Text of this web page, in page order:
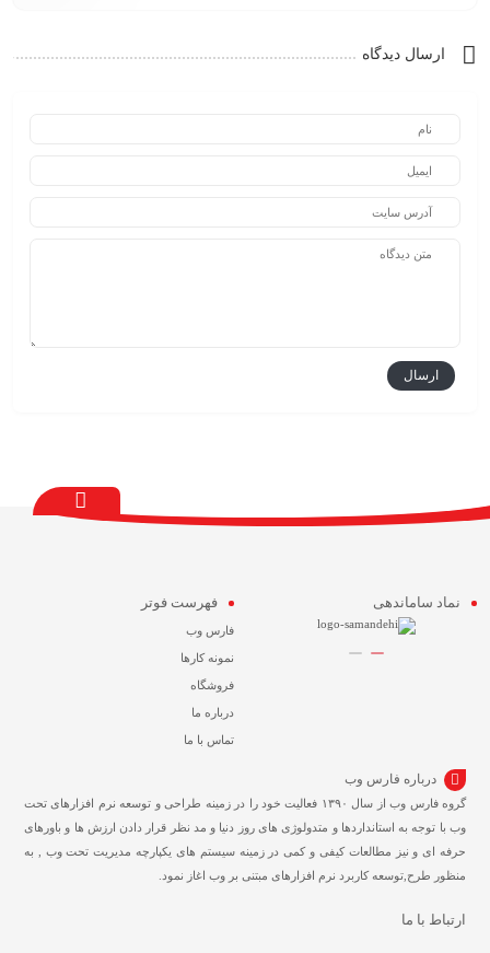
ارسال دیدگاه
نماد ساماندهی فهرست فوتر
فارس وب
نمونه کارها
فروشگاه
درباره ما
تماس با ما
درباره فارس وب
گروه فارس وب از سال ۱۳۹۰ فعالیت خود را در زمینه طراحی و توسعه نرم افزارهای تحت
وب با توجه به استانداردها و متدولوژی های روز دنیا و مد نظر قرار دادن ارزش ها و باورهای
حرفه ای و نیز مطالعات کیفی و کمی در زمینه سیستم های یکپارچه مدیریت تحت وب , به
منظور طرح,توسعه کاربرد نرم افزارهای مبتنی بر وب اغاز نمود.
ارتباط با ما